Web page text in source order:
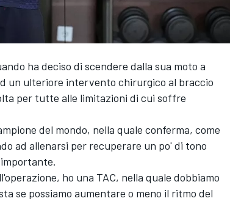
ha deciso di scendere dalla sua moto a
un ulteriore intervento chirurgico al braccio
per tutte alle limitazioni di cui soffre
del mondo, nella quale conferma, come
ad allenarsi per recuperare un po' di tono
ho una TAC, nella quale dobbiamo
se possiamo aumentare o meno il ritmo del